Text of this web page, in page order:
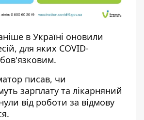
в Україні оновили
для яких COVID-
.
писав, чи
зарплату та лікарняний
від роботи за відмову